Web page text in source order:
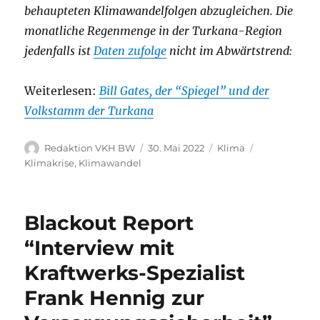
behaupteten Klimawandelfolgen abzugleichen. Die
monatliche Regenmenge in der Turkana-Region
jedenfalls istDaten zufolge nicht im Abwärtstrend:
Weiterlesen:Bill Gates, der “Spiegel” und der
Volkstamm der Turkana
Autor
Redaktion VKH BW
Veröffentlicht
30. Mai 2022 Kategorien
Klima
Klimakrise, Klimawandel
Blackout Report
“Interview mit
Kraftwerks-Spezialist
Frank Hennig zur